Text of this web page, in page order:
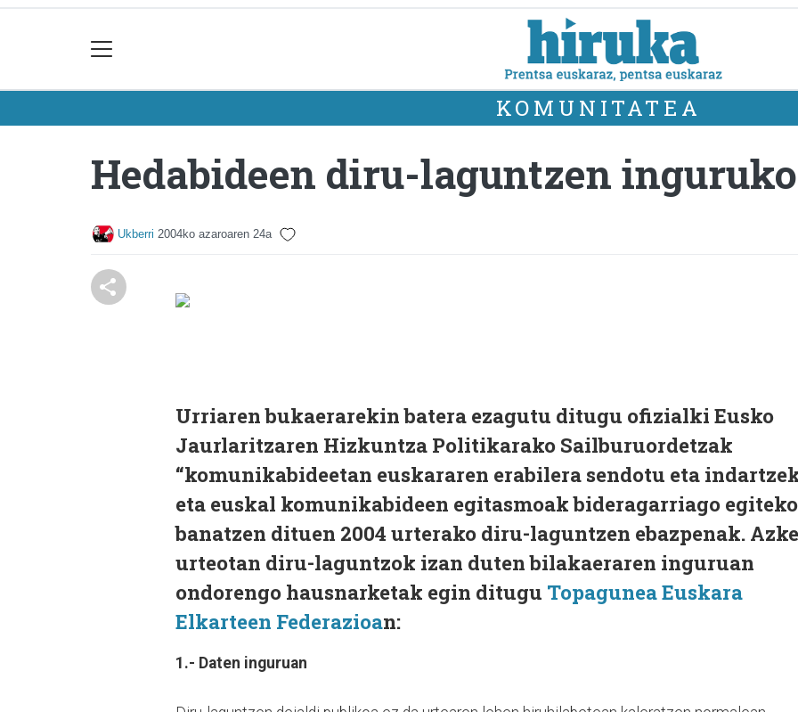
KOMUNITATEA
Hedabideen diru-laguntzen
Ukberri 2004ko azaroaren 24a
Urriaren bukaerarekin batera ezagutu ditugu ofizialki Eusko
Jaurlaritzaren Hizkuntza Politikarako Sailburuordetzak
“komunikabideetan euskararen erabilera sendotu eta
eta euskal komunikabideen egitasmoak bideragarriago
banatzen dituen 2004 urterako diru-laguntzen ebazpenak.
urteotan diru-laguntzok izan duten bilakaeraren inguruan
ondorengo hausnarketak egin ditugu Topagunea Euskara
Elkarteen Federazioan:
1.- Daten inguruan